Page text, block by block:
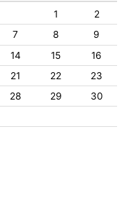
1
2
7 8
9
14 15
16
21 22
23
28 29
30